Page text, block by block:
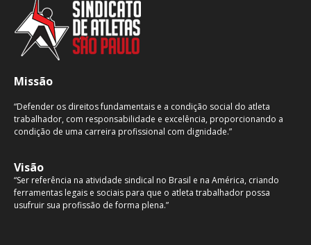
Missão
“Defender os direitos fundamentais e a condição social do atleta
trabalhador, com responsabilidade e excelência, proporcionando a
condição de uma carreira profissional com dignidade.”
Visão
“Ser referência na atividade sindical no Brasil e na América, criando
ferramentas legais e sociais para que o atleta trabalhador possa
usufruir sua profissão de forma plena.”